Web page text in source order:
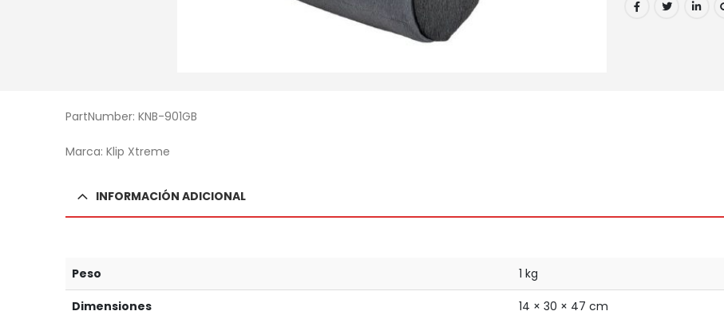
PartNumber: KNB-901GB
Marca: Klip Xtreme
INFORMACIÓN ADICIONAL
Peso 1 kg
Dimensiones 14 × 30 × 47 cm